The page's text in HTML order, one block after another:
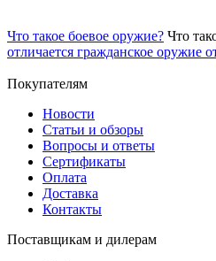
Что такое боевое оружие? Что
отличается гражданское оружие
Покупателям
Новости
Статьи и обзоры
Вопросы и ответы
Сертификаты
Оплата
Доставка
Контакты
Поставщикам и дилерам